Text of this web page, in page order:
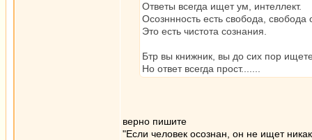
Ответы всегда ищет ум, интеллект.
Осозннность есть свобода, свобода
Это есть чистота сознания.
Бтр вы книжник, вы до сих пор
Но ответ всегда прост.......
верно пишите
"Если человек осознан, он не ищет